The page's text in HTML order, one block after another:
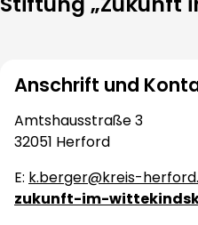
Anschrift und
Amtshausstraße 3
32051 Herford
E: k.berger@kreis-
zukunft-im-